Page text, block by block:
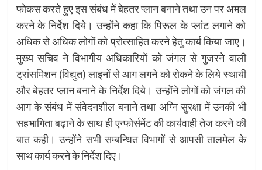
फोकस करते हुए इस संबंध में बेहतर प्लान बनाने तथा उन पर अमल
करने के निर्देश दिये। उन्होंने कहा कि पिरूल के प्लांट लगाने को
अधिक से अधिक लोगों को प्रोत्साहित करने हेतु कार्य किया जाए।
मुख्य सचिव ने विभागीय अधिकारियों को जंगल से गुजरने वाली
ट्रांसमिशन (विद्युत) लाइनों से आग लगने को रोकने के लिये स्थायी
और बेहतर प्लान बनाने के निर्देश दिये। उन्होंने लोगों को जंगल की
आग के संबंध में संवेदनशील बनाने तथा अग्नि सुरक्षा में उनकी भी
सहभागिता बढ़ाने के साथ ही एन्फोर्समेंट की कार्यवाही तेज करने की
बात कही। उन्होंने सभी सम्बन्धित विभागों से आपसी तालमेल के
साथ कार्य करने के निर्देश दिए।